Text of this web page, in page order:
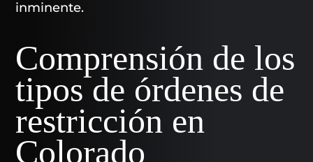
inminente.
Comprensión de los
tipos de órdenes de
restricción en
Colorado